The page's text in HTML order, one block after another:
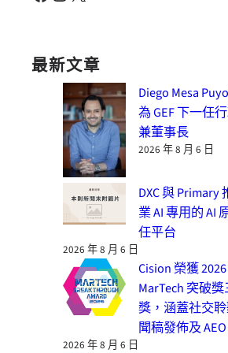
最新文章
Diego Mesa
為 GEF 下一任
兼董事長
2026 年 8 月 6 日
DXC 與 Primary
業 AI 專用的 AI
任平台
2026 年 8 月 6 日
Cision 榮獲
MarTech 突破
獎，涵蓋社交
聞稿發佈及
2026 年 8 月 6 日